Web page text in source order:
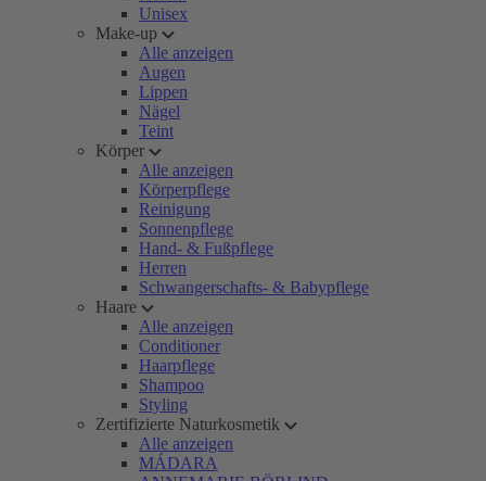
Unisex
Make-up
Alle anzeigen
Augen
Lippen
Nägel
Teint
Körper
Alle anzeigen
Körperpflege
Reinigung
Sonnenpflege
Hand- & Fußpflege
Herren
Schwangerschafts- & Babypflege
Haare
Alle anzeigen
Conditioner
Haarpflege
Shampoo
Styling
Zertifizierte Naturkosmetik
Alle anzeigen
MÁDARA